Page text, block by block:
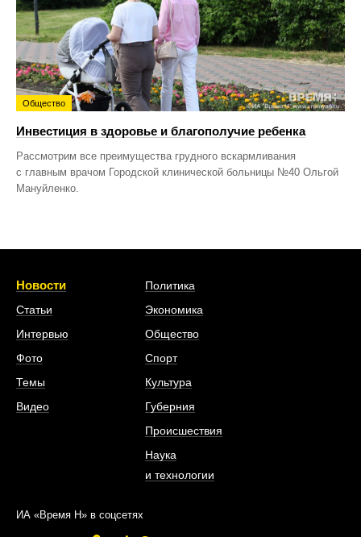
Общество
Инвестиция в здоровье и благополучие ребенка
Рассмотрим все преимущества грудного вскармливания
с главным врачом Городской клинической больницы №40 Ольгой
Мануйленко.
Новости
Статьи
Интервью
Фото
Темы
Видео
Политика
Экономика
Общество
Спорт
Культура
Губерния
Происшествия
Наука
и технологии
ИА «Время Н» в соцсетях